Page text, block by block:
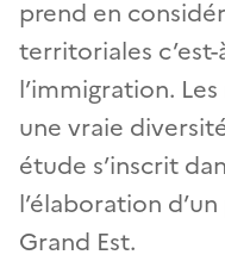
prend en
territoriales
l’immigration.
une vraie
étude s’inscrit
l’élaboration
Grand Est.